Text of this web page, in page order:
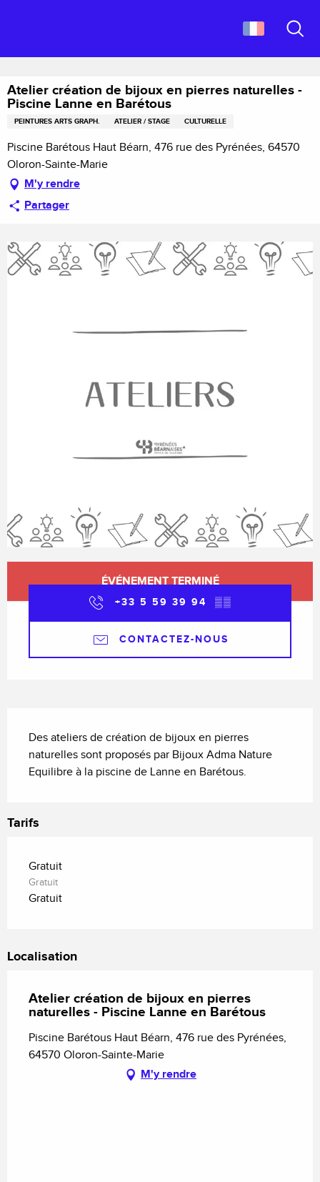
principal
Atelier création de bijoux en pierres naturelles - Piscine Lanne en
Atelier création de bijoux en pierres naturelles -
Piscine Lanne en Barétous
PEINTURES ARTS GRAPH. ATELIER / STAGE CULTURELLE
Piscine Barétous Haut Béarn, 476 rue des Pyrénées, 64570
Oloron-Sainte-Marie
M'y rendre
Partager
ÉVÉNEMENT TERMINÉ
+33 5 59 39 94 ▒▒
CONTACTEZ-NOUS
Des ateliers de création de bijoux en pierres
naturelles sont proposés par Bijoux Adma Nature
Equilibre à la piscine de Lanne en Barétous.
Tarifs
Gratuit
Gratuit
Gratuit
Localisation
Atelier création de bijoux en pierres
naturelles - Piscine Lanne en Barétous
Piscine Barétous Haut Béarn, 476 rue des Pyrénées,
64570 Oloron-Sainte-Marie
M'y rendre